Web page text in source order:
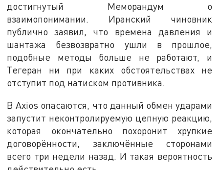
достигнутый Меморандум о
взаимопонимании. Иранский чиновник
публично заявил, что времена давления и
шантажа безвозвратно ушли в прошлое,
подобные методы больше не работают, и
Тегеран ни при каких обстоятельствах не
отступит под натиском противника.
В Axios опасаются, что данный обмен ударами
запустит неконтролируемую цепную реакцию,
которая окончательно похоронит хрупкие
договорённости, заключённые сторонами
всего три недели назад. И такая вероятность